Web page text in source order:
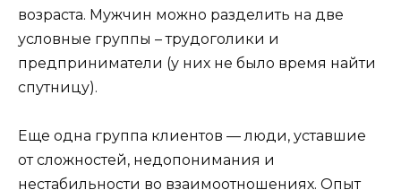
возраста. Мужчин можно разделить на две
условные группы – трудоголики и
предприниматели (у них не было время найти
спутницу).
Еще одна группа клиентов — люди, уставшие
от сложностей, недопонимания и
нестабильности во взаимоотношениях. Опыт